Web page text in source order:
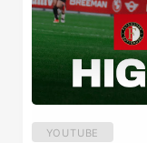
YOUTUBE